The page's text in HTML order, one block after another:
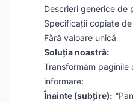
Descrieri generice de
Specificații copiate
Fără valoare unică
Soluția noastră:
Transformăm paginile
informare:
Înainte (subțire):